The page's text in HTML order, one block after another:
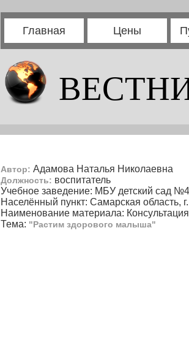
Главная Цены
Автор: Адамова Наталья Николаевна
Должность: воспитатель
Учебное заведение: МБУ детский сад
Населённый пункт: Самарская область,
Наименование материала:
Тема: "Растим здорового малыша"